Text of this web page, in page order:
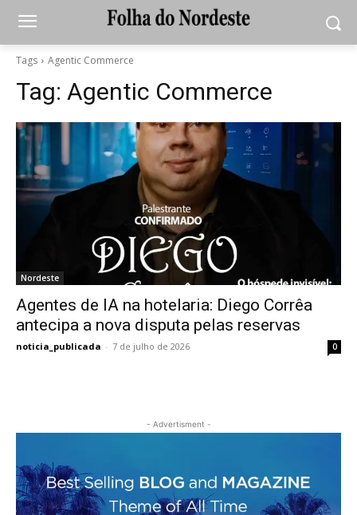
Tags Agentic Commerce
Tag: Agentic Commerce
Nordeste
Agentes de IA na hotelaria: Diego Corrêa
antecipa a nova disputa pelas reservas
noticia_publicada - 7 de julho de 2026 0
- Advertisment -